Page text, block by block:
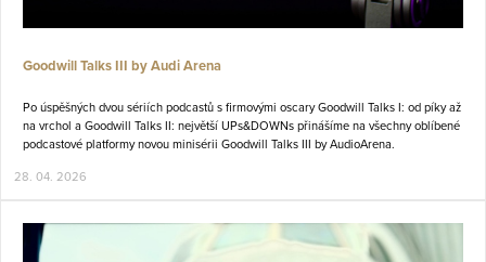
Goodwill Talks III by Audi Arena
Po úspěšných dvou sériích podcastů s firmovými oscary Goodwill Talks I: od píky až
na vrchol a Goodwill Talks II: největší UPs&DOWNs přinášíme na všechny oblíbené
podcastové platformy novou minisérii Goodwill Talks III by AudioArena.
28. 04. 2026